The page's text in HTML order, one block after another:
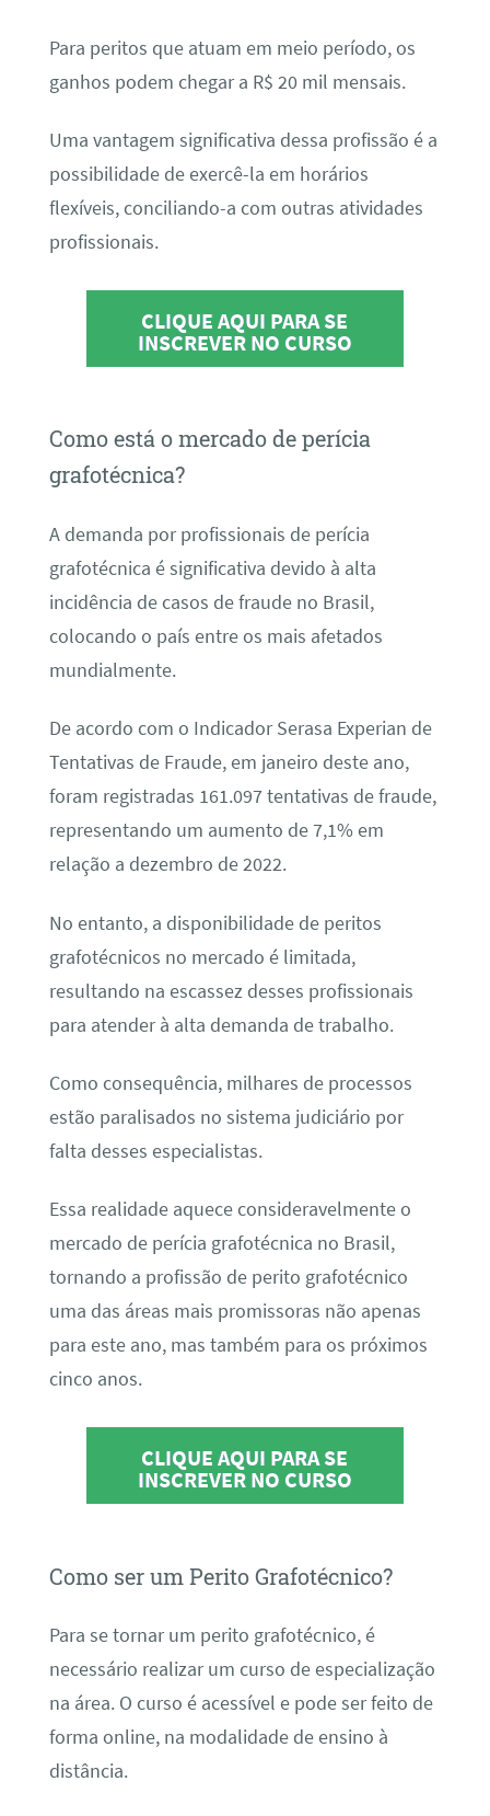
Para peritos que atuam em meio período, os
ganhos podem chegar a R$ 20 mil mensais.
Uma vantagem significativa dessa profissão é a
possibilidade de exercê-la em horários
flexíveis, conciliando-a com outras atividades
profissionais.
CLIQUE AQUI PARA SE
INSCREVER NO CURSO
Como está o mercado de perícia
grafotécnica?
A demanda por profissionais de perícia
grafotécnica é significativa devido à alta
incidência de casos de fraude no Brasil,
colocando o país entre os mais afetados
mundialmente.
De acordo com o Indicador Serasa Experian de
Tentativas de Fraude, em janeiro deste ano,
foram registradas 161.097 tentativas de fraude,
representando um aumento de 7,1% em
relação a dezembro de 2022.
No entanto, a disponibilidade de peritos
grafotécnicos no mercado é limitada,
resultando na escassez desses profissionais
para atender à alta demanda de trabalho.
Como consequência, milhares de processos
estão paralisados no sistema judiciário por
falta desses especialistas.
Essa realidade aquece consideravelmente o
mercado de perícia grafotécnica no Brasil,
tornando a profissão de perito grafotécnico
uma das áreas mais promissoras não apenas
para este ano, mas também para os próximos
cinco anos.
CLIQUE AQUI PARA SE
INSCREVER NO CURSO
Como ser um Perito Grafotécnico?
Para se tornar um perito grafotécnico, é
necessário realizar um curso de especialização
na área. O curso é acessível e pode ser feito de
forma online, na modalidade de ensino à
distância.